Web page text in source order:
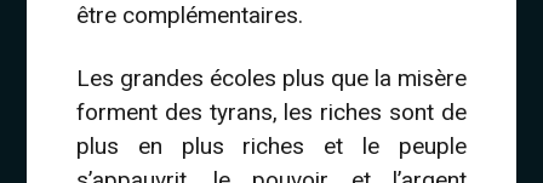
être complémentaires.
Les grandes écoles plus que la misère
forment des tyrans, les riches sont de
plus en plus riches et le peuple